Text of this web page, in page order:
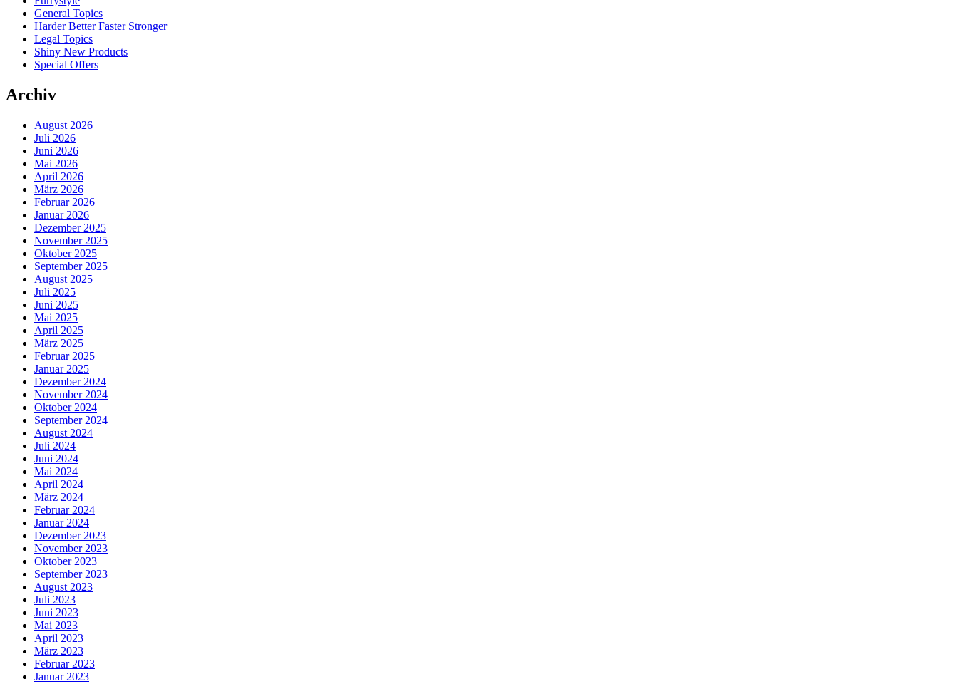
General Topics
Harder Better Faster Stronger
Legal Topics
Shiny New Products
Special Offers
Archiv
August 2026
Juli 2026
Juni 2026
Mai 2026
April 2026
März 2026
Februar 2026
Januar 2026
Dezember 2025
November 2025
Oktober 2025
September 2025
August 2025
Juli 2025
Juni 2025
Mai 2025
April 2025
März 2025
Februar 2025
Januar 2025
Dezember 2024
November 2024
Oktober 2024
September 2024
August 2024
Juli 2024
Juni 2024
Mai 2024
April 2024
März 2024
Februar 2024
Januar 2024
Dezember 2023
November 2023
Oktober 2023
September 2023
August 2023
Juli 2023
Juni 2023
Mai 2023
April 2023
März 2023
Februar 2023
Januar 2023